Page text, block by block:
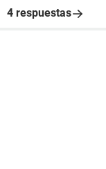
4 respuestas